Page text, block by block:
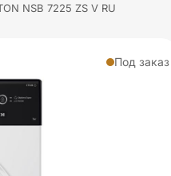
NSB 7225 ZS V RU
Под заказ